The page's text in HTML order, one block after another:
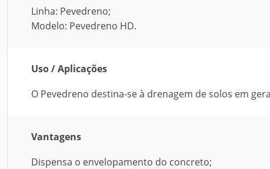
Linha: Pevedreno;
Modelo: Pevedreno HD.
Uso / Aplicações
O Pevedreno destina-se à drenagem de solos em
Vantagens
Dispensa o envelopamento do concreto;